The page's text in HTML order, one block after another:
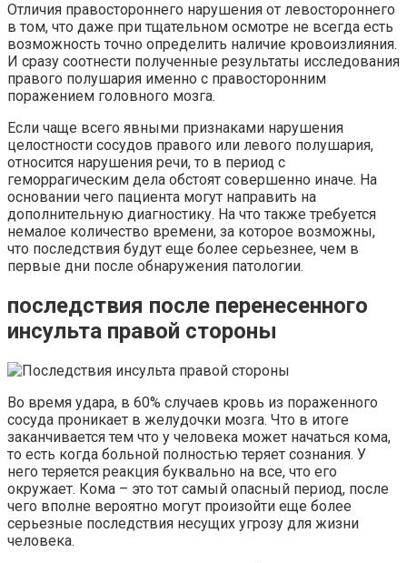
Отличия правостороннего нарушения от левостороннего
в том, что даже при тщательном осмотре не всегда есть
возможность точно определить наличие кровоизлияния.
И сразу соотнести полученные результаты исследования
правого полушария именно с правосторонним
поражением головного мозга.
Если чаще всего явными признаками нарушения
целостности сосудов правого или левого полушария,
относится нарушения речи, то в период с
геморрагическим дела обстоят совершенно иначе. На
основании чего пациента могут направить на
дополнительную диагностику. На что также требуется
немалое количество времени, за которое возможны,
что последствия будут еще более серьезнее, чем в
первые дни после обнаружения патологии.
последствия после перенесенного
инсульта правой стороны
Во время удара, в 60% случаев кровь из пораженного
сосуда проникает в желудочки мозга. Что в итоге
заканчивается тем что у человека может начаться кома,
то есть когда больной полностью теряет сознания. У
него теряется реакция буквально на все, что его
окружает. Кома – это тот самый опасный период, после
чего вполне вероятно могут произойти еще более
серьезные последствия несущих угрозу для жизни
человека.